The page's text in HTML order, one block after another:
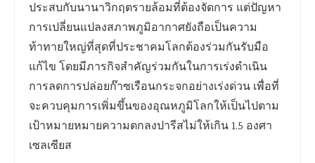
ประสบกับนานาวิกฤตรายล้อมที่ต้องจัดการ แต่ปัญหา
การเปลี่ยนแปลงสภาพภูมิอากาศยังถือเป็นความ
ท้าทายใหญ่ที่สุดที่ประชาคมโลกต้องร่วมกันรับมือ
แก้ไข โดยมีภารกิจสำคัญร่วมกันในการเร่งดำเนิน
การลดการปล่อยก๊าซเรือนกระจกอย่างเร่งด่วน เพื่อที่
จะควบคุมการเพิ่มขึ้นของอุณหภูมิโลกให้เป็นไปตาม
เป้าหมายหมายความตกลงปารีสไม่ให้เกิน 1.5 องศา
เซลเซียส